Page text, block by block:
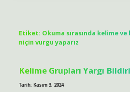
Etiket: Okuma sırasında kelime
niçin vurgu yaparız
Kelime Grupları Yargı
Tarih: Kasım 3, 2024